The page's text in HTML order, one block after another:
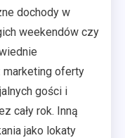
dochody w
weekendów czy
marketing oferty
gości i
cały rok. Inną
jako lokaty